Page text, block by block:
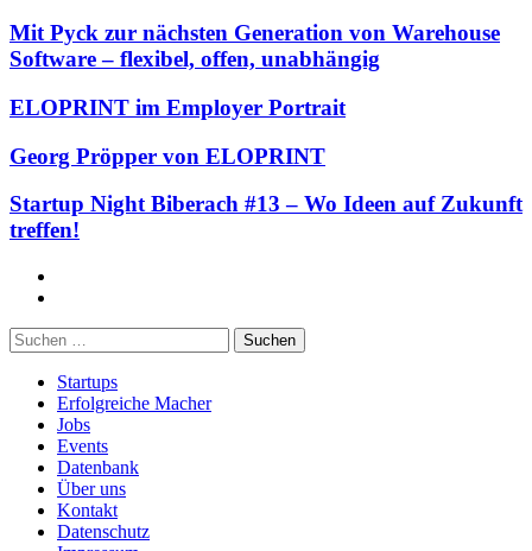
Mit Pyck zur nächsten Generation von Warehouse
Software – flexibel, offen, unabhängig
ELOPRINT im Employer Portrait
Georg Pröpper von ELOPRINT
Startup Night Biberach #13 – Wo Ideen auf Zukunft
treffen!
Suchen
nach:
Startups
Erfolgreiche Macher
Jobs
Events
Datenbank
Über uns
Kontakt
Datenschutz